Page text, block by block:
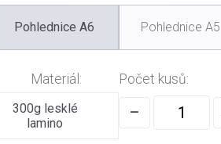
Pohlednice A6 Pohlednice A5
Materiál:
300g lesklé
lamino
Počet kusů:
−